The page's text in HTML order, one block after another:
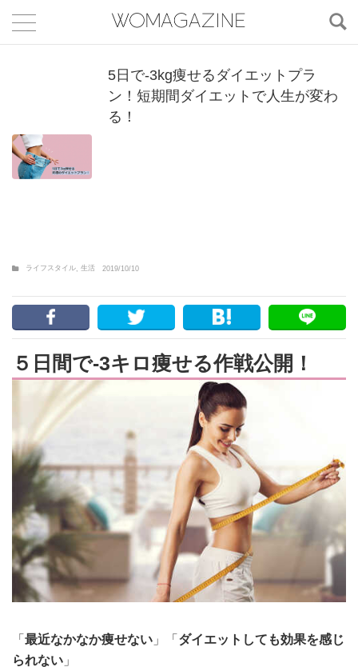
5日で-3kg痩せるダイエットプラ
ン！短期間ダイエットで人生が変わ
る！
ライフスタイル, 生活 2019/10/10
５日間で-3キロ痩せる作戦公開！
「 最近なかなか痩せない 」「 ダイエットしても効果を感じ
られない 」